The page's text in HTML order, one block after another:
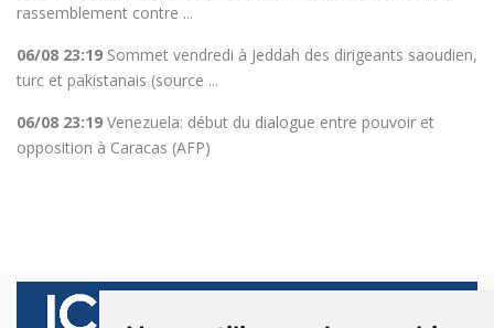
rassemblement contre ...
06/08 23:19 Sommet vendredi à Jeddah des dirigeants saoudien,
turc et pakistanais (source ...
06/08 23:19 Venezuela: début du dialogue entre pouvoir et
opposition à Caracas (AFP)